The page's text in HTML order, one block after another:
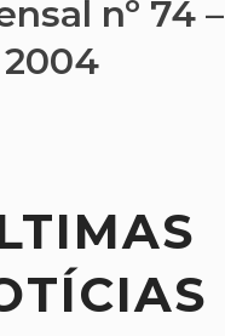
nº 74 –